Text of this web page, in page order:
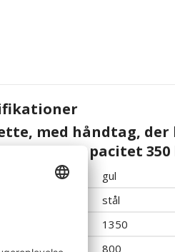
med håndtag,
mm, lastkapacitet 350
gul
stål
1350
800